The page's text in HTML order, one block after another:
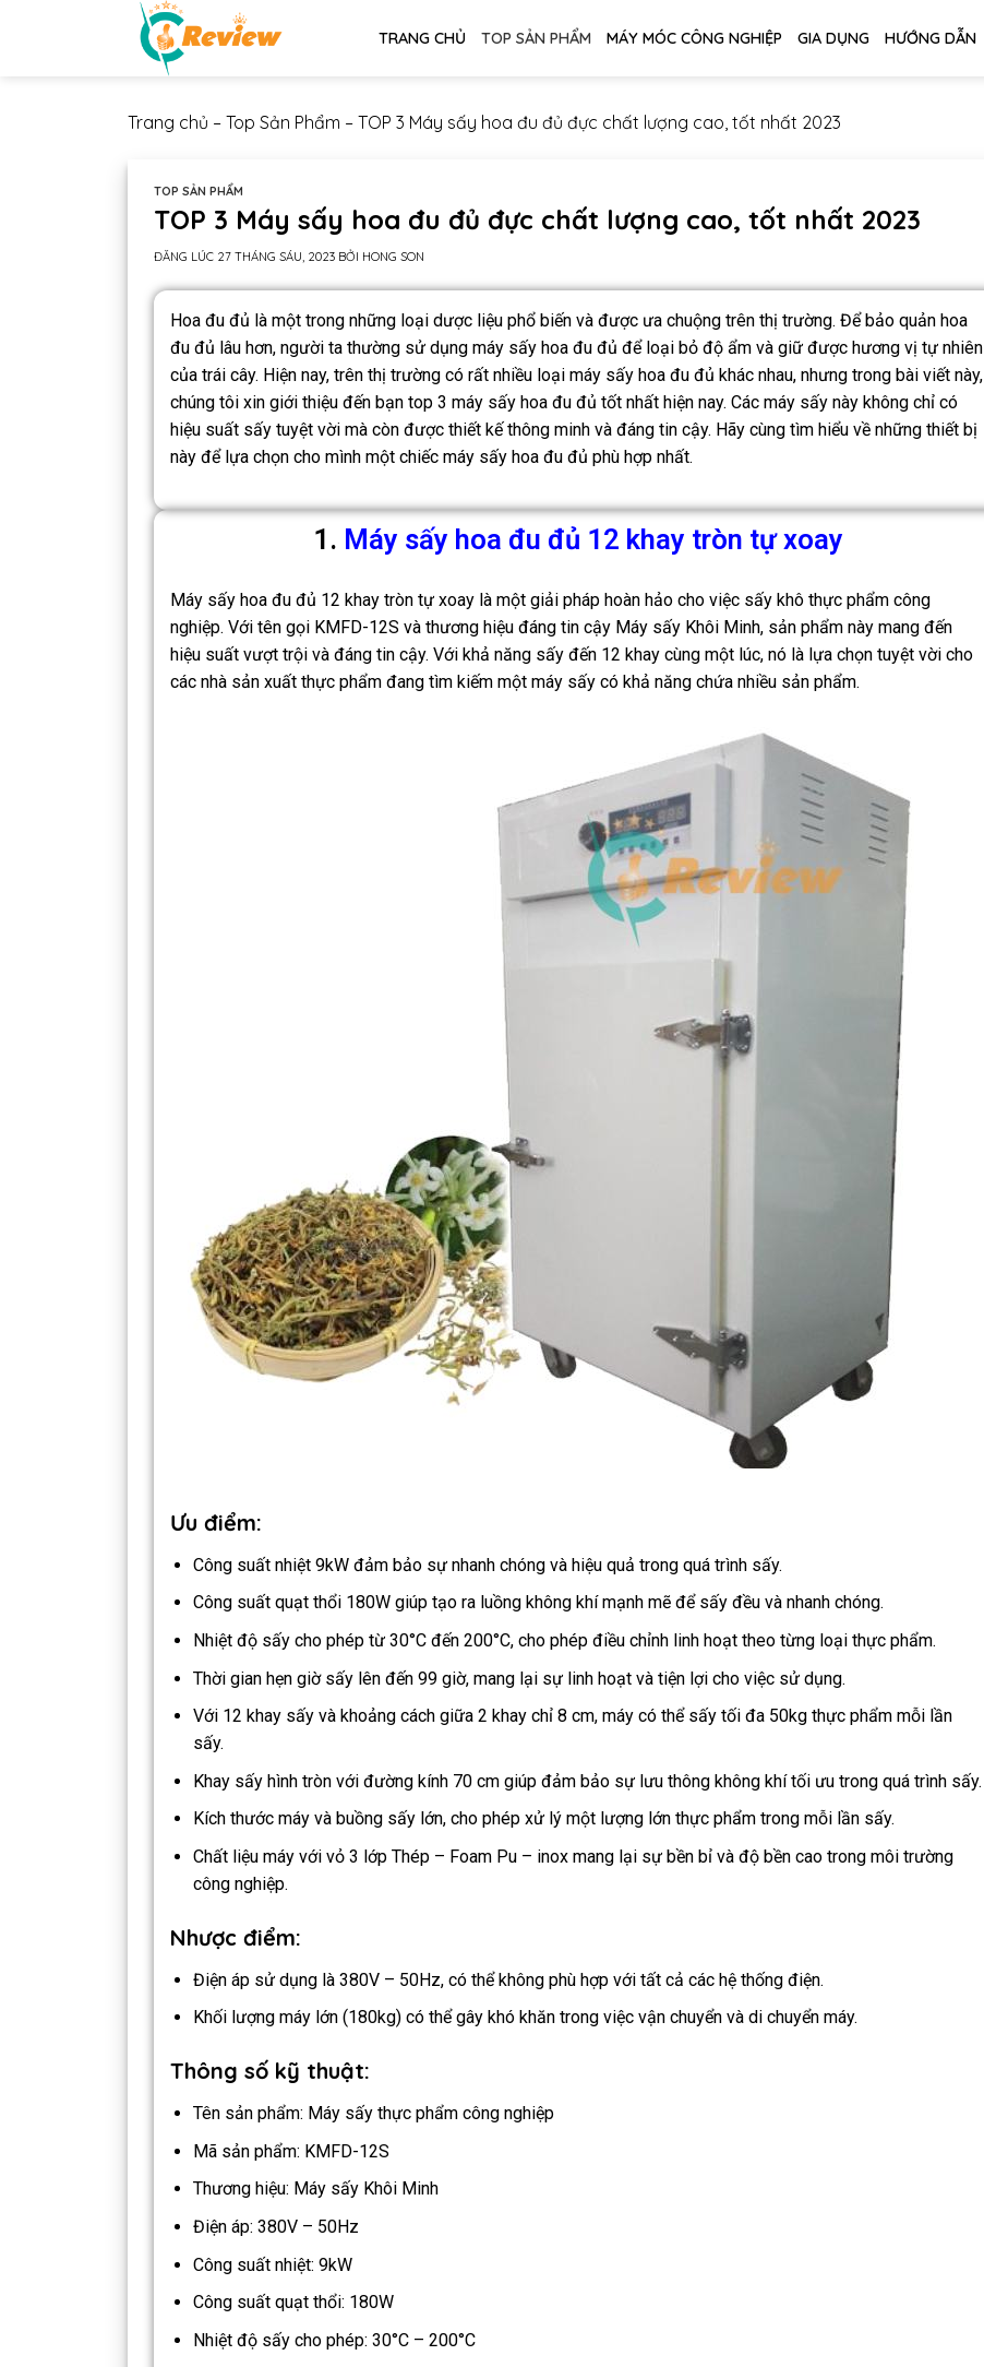
TRANG CHỦ TOP SẢN PHẨM MÁY MÓC CÔNG NGHIỆP GIA DỤNG HƯỚNG DẪN
Trang chủ – Top Sản Phẩm – TOP 3 Máy sấy hoa đu đủ đực chất lượng cao, tốt nhất 2023
TOP SẢN PHẨM
TOP 3 Máy sấy hoa đu đủ đực chất lượng cao, tốt nhất 2023
ĐĂNG LÚC 27 THÁNG SÁU, 2023 BỞI HONG SON
Hoa đu đủ là một trong những loại dược liệu phổ biến và được ưa chuộng trên thị trường. Để bảo quản hoa
đu đủ lâu hơn, người ta thường sử dụng máy sấy hoa đu đủ để loại bỏ độ ẩm và giữ được hương vị tự nhiên
của trái cây. Hiện nay, trên thị trường có rất nhiều loại máy sấy hoa đu đủ khác nhau, nhưng trong bài viết này,
chúng tôi xin giới thiệu đến bạn top 3 máy sấy hoa đu đủ tốt nhất hiện nay. Các máy sấy này không chỉ có
hiệu suất sấy tuyệt vời mà còn được thiết kế thông minh và đáng tin cậy. Hãy cùng tìm hiểu về những thiết bị
này để lựa chọn cho mình một chiếc máy sấy hoa đu đủ phù hợp nhất.
1. Máy sấy hoa đu đủ 12 khay tròn tự xoay
Máy sấy hoa đu đủ 12 khay tròn tự xoay là một giải pháp hoàn hảo cho việc sấy khô thực phẩm công
nghiệp. Với tên gọi KMFD-12S và thương hiệu đáng tin cậy Máy sấy Khôi Minh, sản phẩm này mang đến
hiệu suất vượt trội và đáng tin cậy. Với khả năng sấy đến 12 khay cùng một lúc, nó là lựa chọn tuyệt vời cho
các nhà sản xuất thực phẩm đang tìm kiếm một máy sấy có khả năng chứa nhiều sản phẩm.
Ưu điểm:
Công suất nhiệt 9kW đảm bảo sự nhanh chóng và hiệu quả trong quá trình sấy.
Công suất quạt thổi 180W giúp tạo ra luồng không khí mạnh mẽ để sấy đều và nhanh chóng.
Nhiệt độ sấy cho phép từ 30°C đến 200°C, cho phép điều chỉnh linh hoạt theo từng loại thực phẩm.
Thời gian hẹn giờ sấy lên đến 99 giờ, mang lại sự linh hoạt và tiện lợi cho việc sử dụng.
Với 12 khay sấy và khoảng cách giữa 2 khay chỉ 8 cm, máy có thể sấy tối đa 50kg thực phẩm mỗi lần
sấy.
Khay sấy hình tròn với đường kính 70 cm giúp đảm bảo sự lưu thông không khí tối ưu trong quá trình sấy.
Kích thước máy và buồng sấy lớn, cho phép xử lý một lượng lớn thực phẩm trong mỗi lần sấy.
Chất liệu máy với vỏ 3 lớp Thép – Foam Pu – inox mang lại sự bền bỉ và độ bền cao trong môi trường
công nghiệp.
Nhược điểm:
Điện áp sử dụng là 380V – 50Hz, có thể không phù hợp với tất cả các hệ thống điện.
Khối lượng máy lớn (180kg) có thể gây khó khăn trong việc vận chuyển và di chuyển máy.
Thông số kỹ thuật:
Tên sản phẩm: Máy sấy thực phẩm công nghiệp
Mã sản phẩm: KMFD-12S
Thương hiệu: Máy sấy Khôi Minh
Điện áp: 380V – 50Hz
Công suất nhiệt: 9kW
Công suất quạt thổi: 180W
Nhiệt độ sấy cho phép: 30°C – 200°C